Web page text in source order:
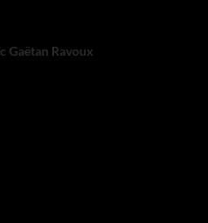
Gaëtan Ravoux